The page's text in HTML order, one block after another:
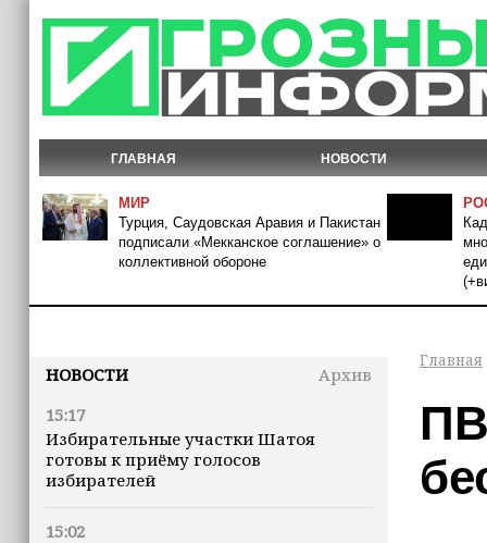
ГЛАВНАЯ НОВОСТИ
МИР
Турция, Саудовская Аравия и Пакистан
подписали «Мекканское соглашение» о
коллективной обороне
НОВОСТИ
Архив
15:17
Избирательные участки Шатоя
готовы к приёму голосов
избирателей
15:02
Главная